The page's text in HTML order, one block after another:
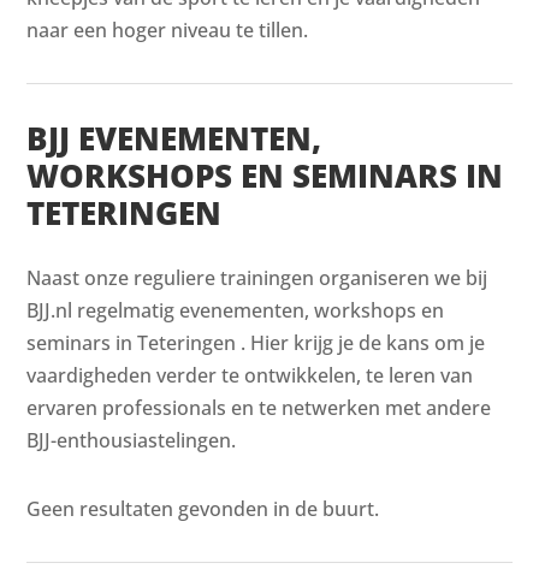
naar een hoger niveau te tillen.
BJJ EVENEMENTEN,
WORKSHOPS EN SEMINARS IN
TETERINGEN
Naast onze reguliere trainingen organiseren we bij
BJJ.nl regelmatig evenementen, workshops en
seminars in Teteringen . Hier krijg je de kans om je
vaardigheden verder te ontwikkelen, te leren van
ervaren professionals en te netwerken met andere
BJJ-enthousiastelingen.
Geen resultaten gevonden in de buurt.